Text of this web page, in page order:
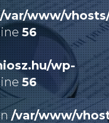
/var/www/
56
wp-
56
/var/www/